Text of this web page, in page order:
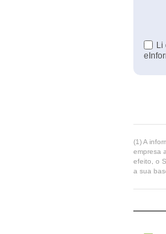
Li
(1) A
empresa
efeito, o
a sua